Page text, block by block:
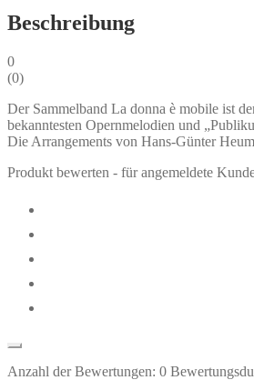
Beschreibung
0
(0)
Der Sammelband La donna è mobile ist
bekanntesten Opernmelodien und
Die Arrangements von Hans-Günter
Produkt bewerten - für angemeldete
Anzahl der Bewertungen: 0